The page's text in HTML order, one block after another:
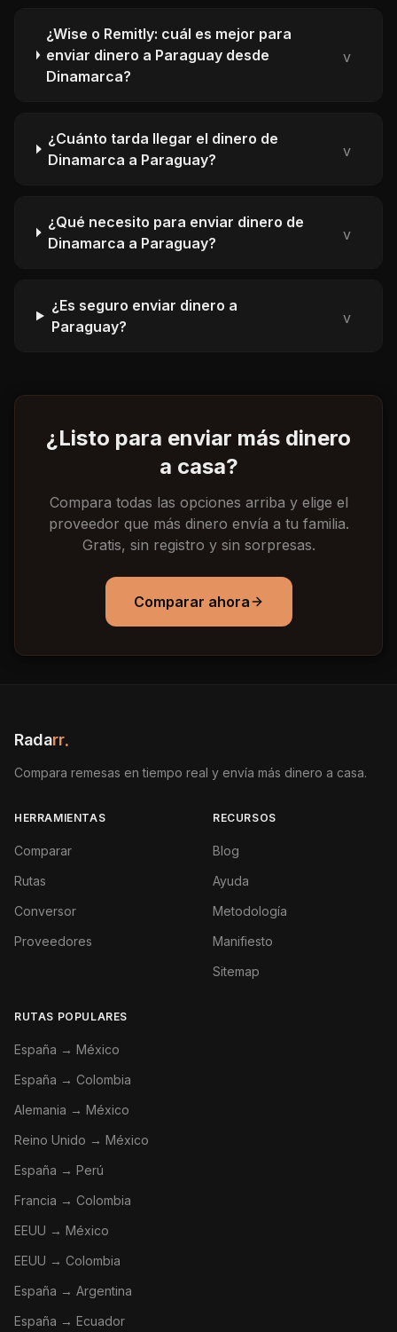
¿Wise o Remitly: cuál es mejor para
enviar dinero a Paraguay desde
Dinamarca?
v
¿Cuánto tarda llegar el dinero de
Dinamarca a Paraguay?
v
¿Qué necesito para enviar dinero de
Dinamarca a Paraguay?
v
¿Es seguro enviar dinero a
Paraguay?
v
¿Listo para enviar más dinero
a casa?
Compara todas las opciones arriba y elige el
proveedor que más dinero envía a tu familia.
Gratis, sin registro y sin sorpresas.
Comparar ahora
Radarr.
Compara remesas en tiempo real y envía más dinero a casa.
HERRAMIENTAS
Comparar
Rutas
Conversor
Proveedores
RECURSOS
Blog
Ayuda
Metodología
Manifiesto
Sitemap
RUTAS POPULARES
España → México
España → Colombia
Alemania → México
Reino Unido → México
España → Perú
Francia → Colombia
EEUU → México
EEUU → Colombia
España → Argentina
España → Ecuador